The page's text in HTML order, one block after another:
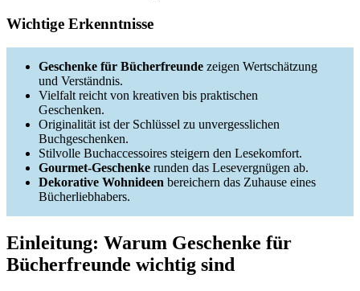
Wichtige Erkenntnisse
Geschenke für Bücherfreunde zeigen Wertschätzung
und Verständnis.
Vielfalt reicht von kreativen bis praktischen
Geschenken.
Originalität ist der Schlüssel zu unvergesslichen
Buchgeschenken.
Stilvolle Buchaccessoires steigern den Lesekomfort.
Gourmet-Geschenke runden das Lesevergnügen ab.
Dekorative Wohnideen bereichern das Zuhause eines
Bücherliebhabers.
Einleitung: Warum Geschenke für
Bücherfreunde wichtig sind